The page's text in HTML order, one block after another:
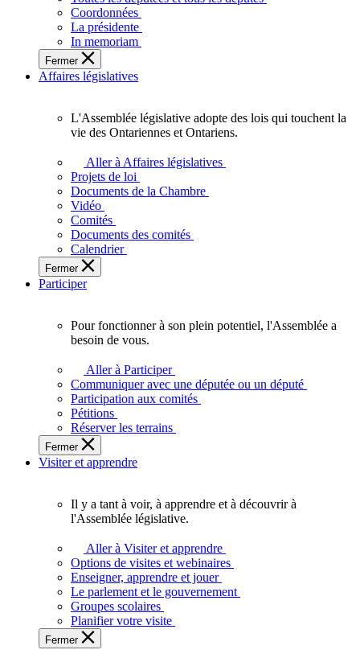
représentent
sein
de
l'Assemblée
législative
l'Ontario.
Coordonnées
La présidente
In memoriam
Fermer
Affaires législatives
L'Assemblée
adopte
touchent
des
Ontariennes
et
L'Assemblée législative adopte des lois qui touchent la
vie des Ontariennes et Ontariens.
Aller à Affaires législatives
Projets de loi
Documents de la Chambre
Vidéo
Comités
Documents des comités
Calendrier
Fermer
Participer
plein
potentiel,
l'Assemblée
a
besoin
de
Pour fonctionner à son plein potentiel, l'Assemblée a
besoin de vous.
Aller à Participer
Communiquer avec une députée ou un député
Participation aux comités
Pétitions
Réserver les terrains
Fermer
Visiter et apprendre
voir,
apprendre
et
à
Il y a tant à voir, à apprendre et à découvrir à
l'Assemblée législative.
Aller à Visiter et apprendre
Options de visites et webinaires
Enseigner, apprendre et jouer
Le parlement et le gouvernement
Groupes scolaires
Planifier votre visite
Fermer